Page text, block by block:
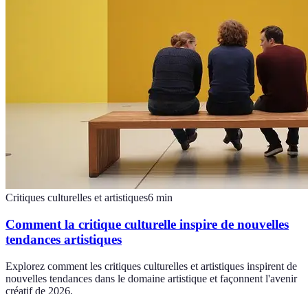
Critiques culturelles et artistiques6 min
Comment la critique culturelle inspire de nouvelles
tendances artistiques
Explorez comment les critiques culturelles et artistiques inspirent de
nouvelles tendances dans le domaine artistique et façonnent l'avenir
créatif de 2026.